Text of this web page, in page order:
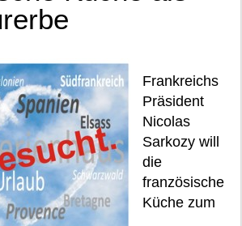
Frankreichs
Präsident
Nicolas
Sarkozy will
die
französische
Küche zum